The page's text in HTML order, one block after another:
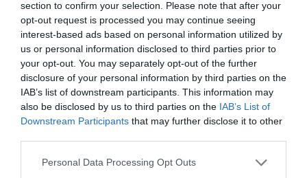
section to confirm your selection. Please note that after your
opt-out request is processed you may continue seeing
interest-based ads based on personal information utilized by
us or personal information disclosed to third parties prior to
your opt-out. You may separately opt-out of the further
disclosure of your personal information by third parties on the
IAB’s list of downstream participants. This information may
also be disclosed by us to third parties on the IAB’s List of
Downstream Participants that may further disclose it to other
Please note that this website/app uses one or more Google
Personal Data Processing Opt Outs
Ne maradjon le a legfrissebb hírekről, kövessen
bennünket az EGRI ÜGYEK Google Hírek oldalán!
VISSZA A FŐOLDALRA